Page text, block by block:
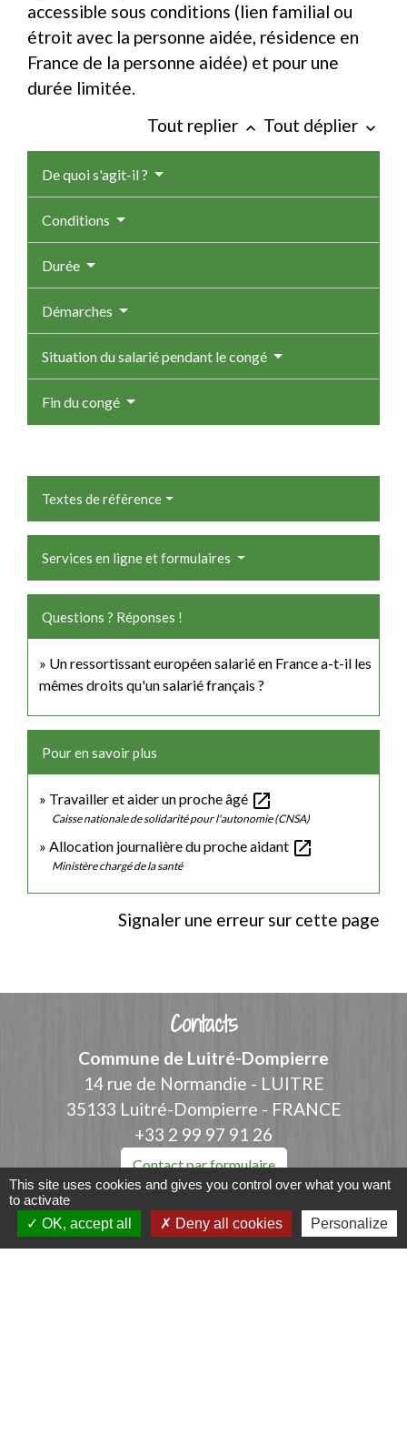
accessible sous conditions (lien familial ou
étroit avec la personne aidée, résidence en
France de la personne aidée) et pour une
durée limitée.
Tout replier keyboard_arrow_up Tout déplier keyboard_arrow_down
De quoi s'agit-il ?
Conditions
Durée
Démarches
Situation du salarié pendant le congé
Fin du congé
Textes de référence
Services en ligne et formulaires
Questions ? Réponses !
Un ressortissant européen salarié en France a-t-il les
mêmes droits qu'un salarié français ?
Pour en savoir plus
Travailler et aider un proche âgé open_in_new
Caisse nationale de solidarité pour l'autonomie (CNSA)
Allocation journalière du proche aidant open_in_new
Ministère chargé de la santé
Signaler une erreur sur cette page
Contacts
Commune de Luitré-Dompierre
14 rue de Normandie - LUITRE
35133 Luitré-Dompierre - FRANCE
+33 2 99 97 91 26
Contact par formulaire
This site uses cookies and gives you control over what you want
to activate
OK, accept all
Deny all cookies Personalize